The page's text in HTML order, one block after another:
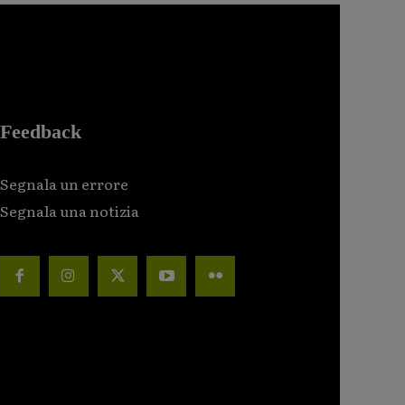
Feedback
Segnala un errore
Segnala una notizia